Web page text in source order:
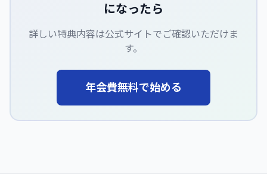
になったら
詳しい特典内容は公式サイトでご確認いただけま
す。
年会費無料で始める